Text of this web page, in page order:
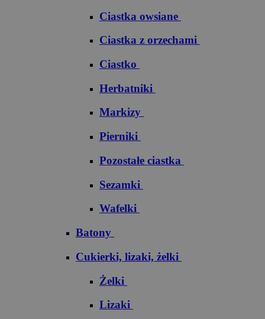
Ciastka owsiane
Ciastka z orzechami
Ciastko
Herbatniki
Markizy
Pierniki
Pozostałe ciastka
Sezamki
Wafelki
Batony
Cukierki, lizaki, żelki
Żelki
Lizaki